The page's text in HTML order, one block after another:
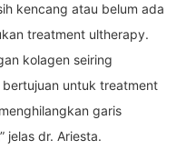
kencang atau belum ada
treatment ultherapy.
kolagen seiring
untuk treatment
garis
jelas dr. Ariesta.